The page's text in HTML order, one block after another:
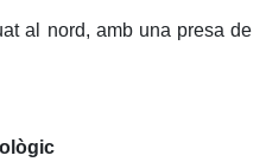
al nord, amb una presa de